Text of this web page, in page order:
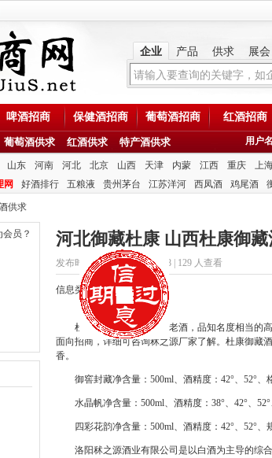
企业 产品 供求 展会
啤酒招商 保健酒招商 葡萄酒招商 红酒招商
葡萄酒供求 红酒供求 特产酒供求 用户名
山东 河南 河北 北京 山西 天津 内蒙 江西 重庆 上
网
好酒排行 五粮液 贵州茅台 江苏洋河 西凤酒 鸡尾酒
供求
会员？ 河北御藏杜康 山西杜康御
发布时间：2020/4/7 15:59:28 | 129 人查看
信息类型：供应
杜康酒是为醇香的华夏老酒，品知名度相当的高
面向招商，详细可咨询秫之源厂家了解。杜康御藏
香。
御窖封藏净含量： 500ml、酒精度： 42°、 52°、
水晶帆净含量： 500ml、酒精度： 38°、 42°、 52
四彩花韵净含量： 500ml、酒精度： 42°、 52°、
洛阳秫之源酒业有限公司是以白酒为主导的综合